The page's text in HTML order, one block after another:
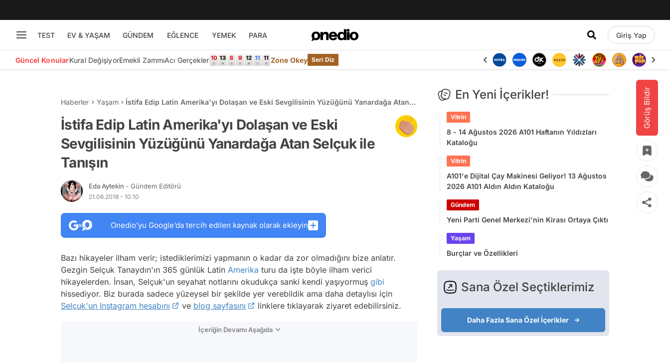
TEST EV & YAŞAM GÜNDEM EĞLENCE YEMEK PARA Giriş Yap
Güncel KonularKural DeğişiyorEmekli ZammıAcı Gerçekler Zone Okey Seri Diz
Görüş Bildir
Haberler Yaşam
İstifa Edip Latin Amerika'yı Dolaşan ve Eski Sevgilisinin Yüzüğünü Yanardağa Atan
İstifa Edip Latin Amerika'yı Dolaşan ve Eski
Sevgilisinin Yüzüğünü Yanardağa Atan Selçuk ile
Tanışın
Eda Aytekin - Gündem Editörü
21.06.2018 - 10:10
Onedio’yu Google’da tercih edilen kaynak olarak ekleyin
Bazı hikayeler ilham verir; istediklerimizi yapmanın o kadar da zor olmadığını bize anlatır.
Gezgin Selçuk Tanaydın'ın 365 günlük Latin Amerika turu da işte böyle ilham verici
hikayelerden. İnsan, Selçuk'un seyahat notlarını okudukça sanki kendi yaşıyormuş gibi
hissediyor. Biz burada sadece yüzeysel bir şekilde yer verebildik ama daha detaylısı için
Selçuk'un Instagram hesabını
ve blog sayfasını linklere tıklayarak ziyaret edebilirsiniz.
İçeriğin Devamı Aşağıda
En Yeni İçerikler!
Vitrin
8 - 14 Ağustos 2026 A101 Haftanın Yıldızları
Kataloğu
Vitrin
A101'e Dijital Çay Makinesi Geliyor! 13 Ağustos
2026 A101 Aldın Aldın Kataloğu
Gündem
Yeni Parti Genel Merkezi'nin Kirası Ortaya Çıktı
Yaşam
Burçlar ve Özellikleri
Sana Özel Seçtiklerimiz
Daha Fazla Sana Özel İçerikler